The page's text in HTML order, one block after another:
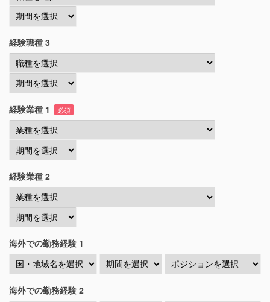
経験職種 3
経験業種 1 必須
経験業種 2
海外での勤務経験 1
海外での勤務経験 2